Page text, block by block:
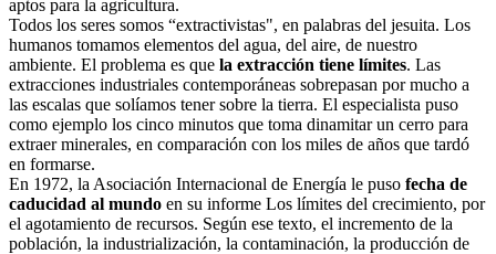
aptos para la agricultura.
Todos los seres somos “extractivistas", en palabras del jesuita. Los
humanos tomamos elementos del agua, del aire, de nuestro
ambiente. El problema es que la extracción tiene límites. Las
extracciones industriales contemporáneas sobrepasan por mucho a
las escalas que solíamos tener sobre la tierra. El especialista puso
como ejemplo los cinco minutos que toma dinamitar un cerro para
extraer minerales, en comparación con los miles de años que tardó
en formarse.
En 1972, la Asociación Internacional de Energía le puso fecha de
caducidad al mundo en su informe Los límites del crecimiento, por
el agotamiento de recursos. Según ese texto, el incremento de la
población, la industrialización, la contaminación, la producción de